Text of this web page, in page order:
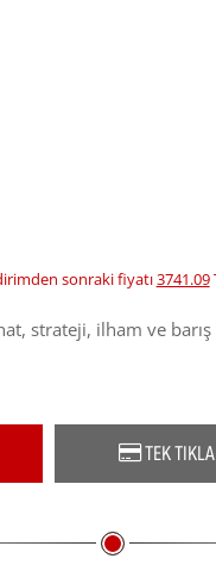
sonraki fiyatı3741.09
strateji, ilham ve barış
TEK